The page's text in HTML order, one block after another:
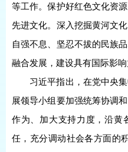
等工作。保护好红色文化资
先进文化。深入挖掘黄河文
自强不息、坚忍不拔的民族
融合发展，建设具有国际影响
习近平指出，在党中央
展领导小组要加强统筹协调
作为、加大支持力度，沿黄
任，充分调动社会各方面的